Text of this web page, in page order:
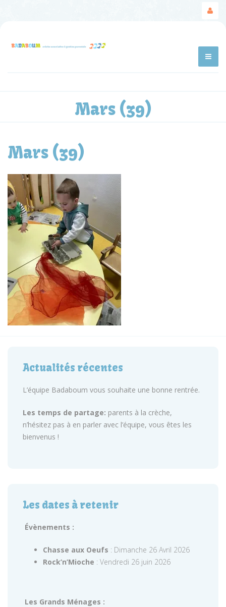
Mars (39)
Mars (39)
Actualités récentes
L’équipe Badaboum vous souhaite une bonne rentrée.
Les temps de partage: parents à la crèche,
n’hésitez pas à en parler avec l’équipe, vous êtes les
bienvenus !
Les dates à retenir
Évènements :
Chasse aux Oeufs : Dimanche 26 Avril 2026
Rock’n’Mioche : Vendredi 26 juin 2026
Les Grands Ménages :